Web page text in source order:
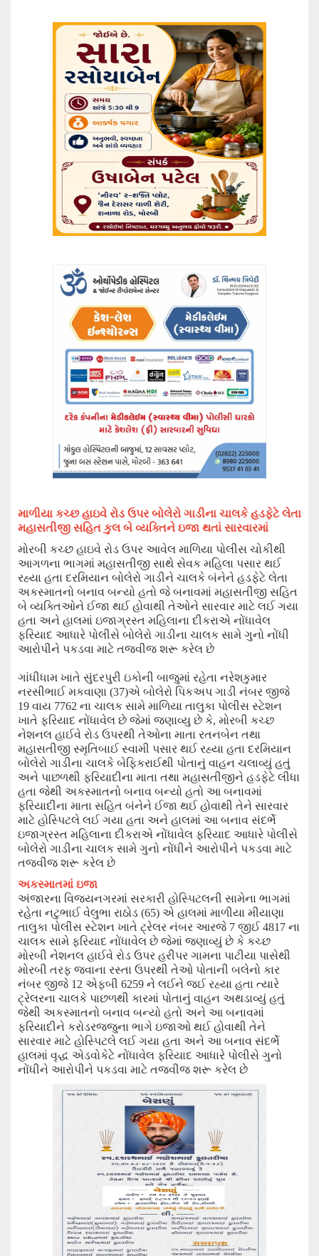
માળીયા કચ્છ હાઇવે રોડ ઉપર બોલેરો ગાડીના ચાલકે હડફેટે લેતા
મહાસતીજી સહિત કુલ બે વ્યક્તિને ઇજા થતાં સારવારમાં
મોરબી કચ્છ હાઇવે રોડ ઉપર આવેલ માળિયા પોલીસ ચોકીથી
આગળના ભાગમાં મહાસતીજી સાથે સેવક મહિલા પસાર થઈ
રહ્યા હતા દરમિયાન બોલેરો ગાડીને ચાલકે બંનેને હડફેટે લેતા
અકસ્માતનો બનાવ બન્યો હતો જે બનાવમાં મહાસતીજી સહિત
બે વ્યક્તિઓને ઈજા થઈ હોવાથી તેઓને સારવાર માટે લઈ ગયા
હતા અને હાલમાં ઇજાગ્રસ્ત મહિલાના દીકરાએ નોંધાવેલ
ફરિયાદ આધારે પોલીસે બોલેરો ગાડીના ચાલક સામે ગુનો નોંધી
આરોપીને પકડવા માટે તજવીજ શરૂ કરેલ છે
ગાંધીધામ ખાતે સુંદરપુરી ઇકોની બાજુમાં રહેતા નરેશકુમાર
નરસીભાઈ મકવાણા (37)એ બોલેરો પિકઅપ ગાડી નંબર જીજે
19 વાય 7762 ના ચાલક સામે માળિયા તાલુકા પોલીસ સ્ટેશન
ખાતે ફરિયાદ નોંધાવેલ છે જેમાં જણાવ્યુ છે કે, મોરબી કચ્છ
નેશનલ હાઈવે રોડ ઉપરથી તેઓના માતા રતનબેન તથા
મહાસતીજી સ્મૃતિબાઈ સ્વામી પસાર થઈ રહ્યા હતા દરમિયાન
બોલેરો ગાડીના ચાલકે બેફિકરાઈથી પોતાનું વાહન ચલાવ્યું હતું
અને પાછળથી ફરિયાદીના માતા તથા મહાસતીજીને હડફેટે લીધા
હતા જેથી અકસ્માતનો બનાવ બન્યો હતો આ બનાવમાં
ફરિયાદીના માતા સહિત બંનેને ઈજા થઈ હોવાથી તેને સારવાર
માટે હોસ્પિટલે લઈ ગયા હતા અને હાલમાં આ બનાવ સંદર્ભે
ઇજાગ્રસ્ત મહિલાના દીકરાએ નોંધાવેલ ફરિયાદ આધારે પોલીસે
બોલેરો ગાડીના ચાલક સામે ગુનો નોંધીને આરોપીને પકડવા માટે
તજવીજ શરૂ કરેલ છે
અકસ્માતમાં ઇજા
અંજારના વિજયનગરમાં સરકારી હોસ્પિટલની સામેના ભાગમાં
રહેતા નટુભાઈ વેલુભા રાઠોડ (65) એ હાલમાં માળીયા મીયાણા
તાલુકા પોલીસ સ્ટેશન ખાતે ટ્રેલર નંબર આરજે 7 જીઈ 4817 ના
ચાલક સામે ફરિયાદ નોંધાવેલ છે જેમાં જણાવ્યું છે કે કચ્છ
મોરબી નેશનલ હાઈવે રોડ ઉપર હરીપર ગામના પાટીયા પાસેથી
મોરબી તરફ જવાના રસ્તા ઉપરથી તેઓ પોતાની બલેનો કાર
નંબર જીજે 12 એફબી 6259 ને લઈને જઈ રહ્યા હતા ત્યારે
ટ્રેલરના ચાલકે પાછળથી કારમાં પોતાનું વાહન અથડાવ્યું હતું
જેથી અકસ્માતનો બનાવ બન્યો હતો અને આ બનાવમાં
ફરિયાદીને કરોડરજ્જુના ભાગે ઇજાઓ થઈ હોવાથી તેને
સારવાર માટે હોસ્પિટલે લઈ ગયા હતા અને આ બનાવ સંદર્ભે
હાલમાં વૃદ્ધ એડવોકેટે નોંધાવેલ ફરિયાદ આધારે પોલીસે ગુનો
નોંધીને આરોપીને પકડવા માટે તજવીજ શરૂ કરેલ છે